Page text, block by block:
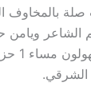
بالمخاوف
ويامن